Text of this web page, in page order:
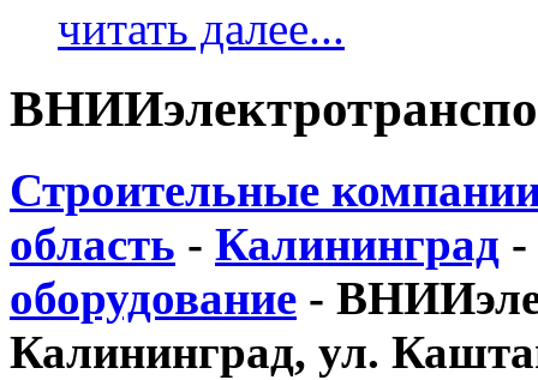
читать далее...
Строительные
область - Калининград -
оборудование -
Калининград, ул.